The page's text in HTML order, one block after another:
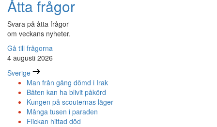
Åtta frågor
Svara på åtta frågor
om veckans nyheter.
Gå till frågorna
4 augusti 2026
Sverige
Man från gäng dömd i Irak
Båten kan ha blivit påkörd
Kungen på scouternas läger
Många tusen i paraden
Flickan hittad död